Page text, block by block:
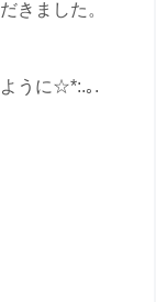
きました。
ように☆*:.｡.